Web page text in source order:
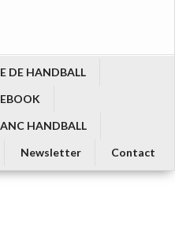
DE HANDBALL
HANDBALL
Newsletter Contact